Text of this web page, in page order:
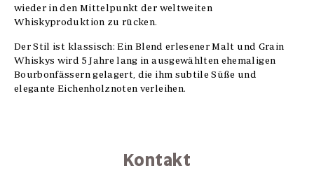
wieder in den Mittelpunkt der weltweiten
Whiskyproduktion zu rücken.
Der Stil ist klassisch: Ein Blend erlesener Malt und Grain
Whiskys wird 5 Jahre lang in ausgewählten ehemaligen
Bourbonfässern gelagert, die ihm subtile Süße und
elegante Eichenholznoten verleihen.
Kontakt